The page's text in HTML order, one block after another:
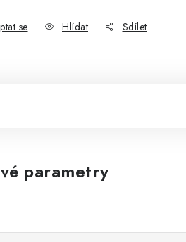
se Hlídat Sdílet
parametry